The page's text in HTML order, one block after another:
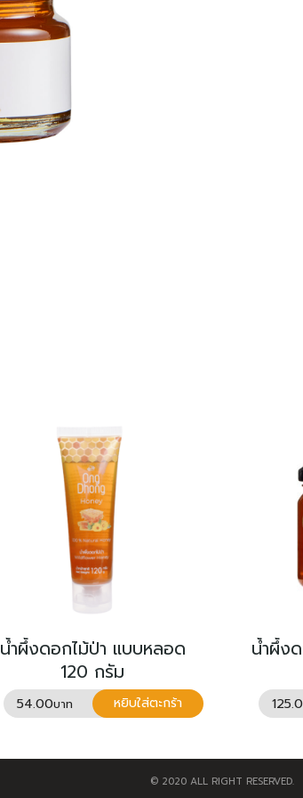
น้ำผึ้งดอกไม้ป่า แบบหลอด
120 กรัม
54.00 หยิบใส่ตะกร้า
น้ำผึ้ง
© 2020 ALL RIGHT RESERVED.